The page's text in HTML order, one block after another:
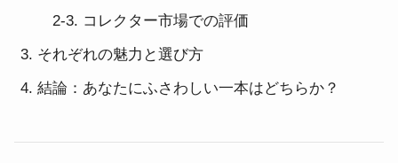
2-3. コレクター市場での評価
それぞれの魅力と選び方
結論：あなたにふさわしい一本はどちらか？